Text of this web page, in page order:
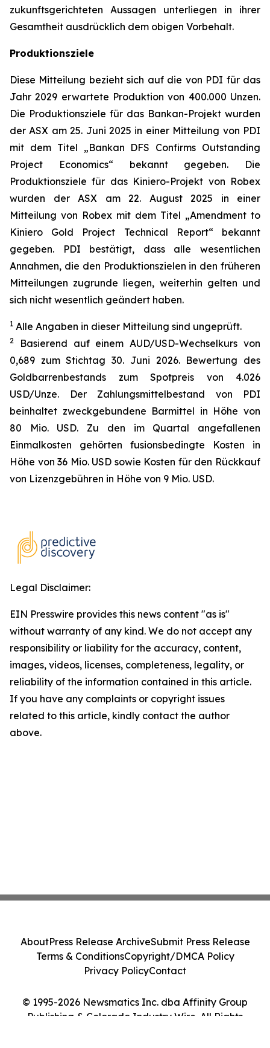
zukunftsgerichteten Aussagen unterliegen in ihrer
Gesamtheit ausdrücklich dem obigen Vorbehalt.
Produktionsziele
Diese Mitteilung bezieht sich auf die von PDI für das
Jahr 2029 erwartete Produktion von 400.000 Unzen.
Die Produktionsziele für das Bankan-Projekt wurden
der ASX am 25. Juni 2025 in einer Mitteilung von PDI
mit dem Titel „Bankan DFS Confirms Outstanding
Project Economics“ bekannt gegeben. Die
Produktionsziele für das Kiniero-Projekt von Robex
wurden der ASX am 22. August 2025 in einer
Mitteilung von Robex mit dem Titel „Amendment to
Kiniero Gold Project Technical Report“ bekannt
gegeben. PDI bestätigt, dass alle wesentlichen
Annahmen, die den Produktionszielen in den früheren
Mitteilungen zugrunde liegen, weiterhin gelten und
sich nicht wesentlich geändert haben.
1 Alle Angaben in dieser Mitteilung sind ungeprüft.
2
Basierend auf einem AUD/USD-Wechselkurs von
0,689 zum Stichtag 30. Juni 2026. Bewertung des
Goldbarrenbestands zum Spotpreis von 4.026
USD/Unze. Der Zahlungsmittelbestand von PDI
beinhaltet zweckgebundene Barmittel in Höhe von
80 Mio. USD. Zu den im Quartal angefallenen
Einmalkosten gehörten fusionsbedingte Kosten in
Höhe von 36 Mio. USD sowie Kosten für den Rückkauf
von Lizenzgebühren in Höhe von 9 Mio. USD.
Legal Disclaimer:
EIN Presswire provides this news content "as is"
without warranty of any kind. We do not accept any
responsibility or liability for the accuracy, content,
images, videos, licenses, completeness, legality, or
reliability of the information contained in this article.
If you have any complaints or copyright issues
related to this article, kindly contact the author
above.
© 1995-2026 Newsmatics Inc. dba Affinity Group
Publishing & Colorado Industry Wire. All Rights
AboutPress Release ArchiveSubmit Press Release
Terms & ConditionsCopyright/DMCA Policy
Privacy PolicyContact